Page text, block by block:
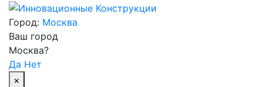
Город: Москва
Ваш город
Москва?
Да Нет
×